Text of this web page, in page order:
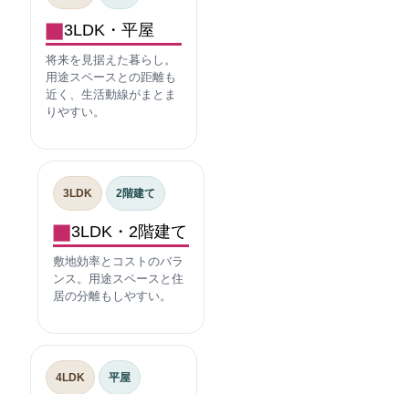
3LDK・平屋
将来を見据えた暮らし。
用途スペースとの距離も
近く、生活動線がまとま
りやすい。
3LDK 2階建て
3LDK・2階建て
敷地効率とコストのバラ
ンス。用途スペースと住
居の分離もしやすい。
4LDK 平屋